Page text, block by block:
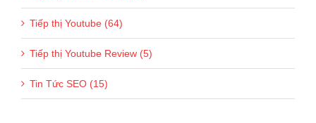
Tiếp thị Youtube (64)
Tiếp thị Youtube Review (5)
Tin Tức SEO (15)